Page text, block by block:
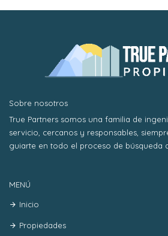
Sobre nosotros
True Partners somos una familia de
servicio, cercanos y responsables,
guiarte en todo el proceso de búsqueda
MENÚ
Inicio
Propiedades